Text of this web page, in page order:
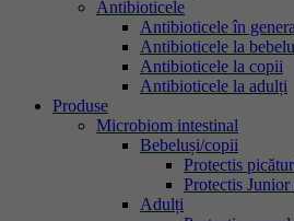
Antibioticele
Antibioticele în
Antibioticele la
Antibioticele la copii
Antibioticele la adulți
Produse
Microbiom intestinal
Bebeluși/copii
Protectis
Protectis
Adulți